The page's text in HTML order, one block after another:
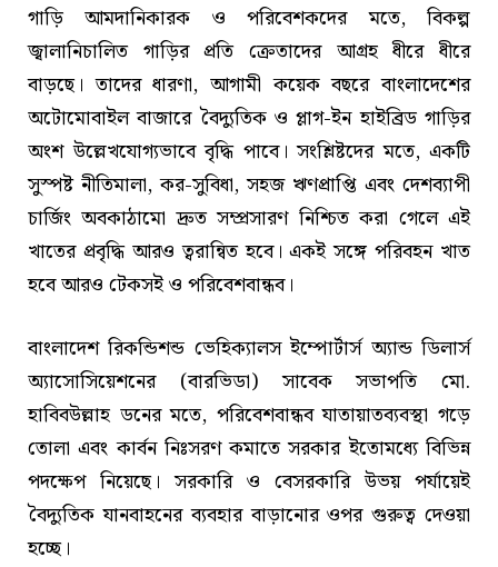
গাড়ি আমদানিকারক ও পরিবেশকদের মতে, বিকল্প
জ্বালানিচালিত গাড়ির প্রতি ক্রেতাদের আগ্রহ ধীরে ধীরে
বাড়ছে। তাদের ধারণা, আগামী কয়েক বছরে বাংলাদেশের
অটোমোবাইল বাজারে বৈদ্যুতিক ও প্লাগ-ইন হাইব্রিড গাড়ির
অংশ উল্লেখযোগ্যভাবে বৃদ্ধি পাবে। সংশ্লিষ্টদের মতে, একটি
সুস্পষ্ট নীতিমালা, কর-সুবিধা, সহজ ঋণপ্রাপ্তি এবং দেশব্যাপী
চার্জিং অবকাঠামো দ্রুত সম্প্রসারণ নিশ্চিত করা গেলে এই
খাতের প্রবৃদ্ধি আরও ত্বরান্বিত হবে। একই সঙ্গে পরিবহন খাত
হবে আরও টেকসই ও পরিবেশবান্ধব।
বাংলাদেশ রিকন্ডিশন্ড ভেহিক্যালস ইম্পোর্টার্স অ্যান্ড ডিলার্স
অ্যাসোসিয়েশনের (বারভিডা) সাবেক সভাপতি মো.
হাবিবউল্লাহ ডনের মতে, পরিবেশবান্ধব যাতায়াতব্যবস্থা গড়ে
তোলা এবং কার্বন নিঃসরণ কমাতে সরকার ইতোমধ্যে বিভিন্ন
পদক্ষেপ নিয়েছে। সরকারি ও বেসরকারি উভয় পর্যায়েই
বৈদ্যুতিক যানবাহনের ব্যবহার বাড়ানোর ওপর গুরুত্ব দেওয়া
হচ্ছে।